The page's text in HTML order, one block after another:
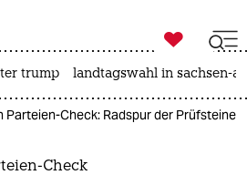
zahl ich
ich

taz zahl ich
trump landtagswahl in sachsen-
Parteien-Check: Radspur der Prüfsteine
Check